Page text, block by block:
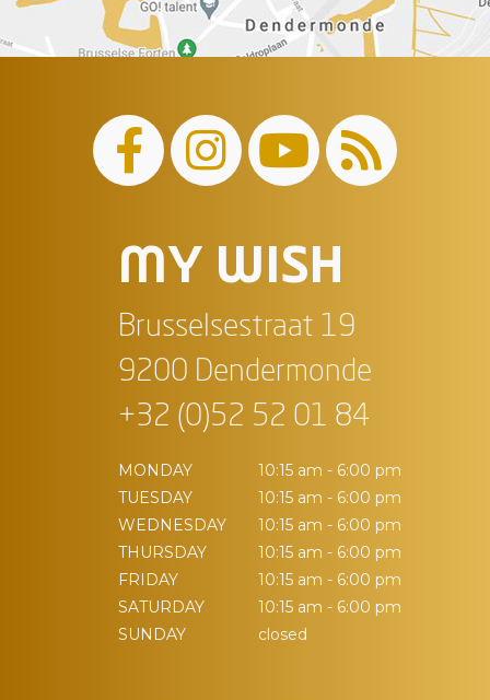
MY WISH
Brusselsestraat 19
9200 Dendermonde
+32 (0)52 52 01 84
MONDAY
10:15 am - 6:00 pm
TUESDAY
10:15 am - 6:00 pm
WEDNESDAY
10:15 am - 6:00 pm
THURSDAY
10:15 am - 6:00 pm
FRIDAY
10:15 am - 6:00 pm
SATURDAY
10:15 am - 6:00 pm
SUNDAY
closed